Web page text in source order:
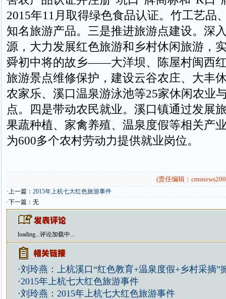
2015年11月取得绿色食品认证。竹工艺品
知名旅游产品。三是推进旅游点建设。深
源，大力发展红色旅游和乡村休闲旅游，
舜初中将的故乡——大洋坝、陈屋村闽西
旅游景点维修保护，建设云谷农庄、大丰
农家乐、溪口温泉游泳池等25家休闲农业
点。四是带动农民就业。溪口镇通过发展
果蔬种植、家禽养殖、温泉度假等相关产
为600多个农村劳动力提供就业岗位。
(责任编辑：
·上一篇： 2015年上杭七大红色旅游事件
·下一篇：无
loading...评论加载中...
·刘玲燕：上杭溪口“红色教育+温泉度假+乡村采摘”
·2015年上杭七大红色旅游事件
·刘玲燕：2015年上杭七大红色旅游事件